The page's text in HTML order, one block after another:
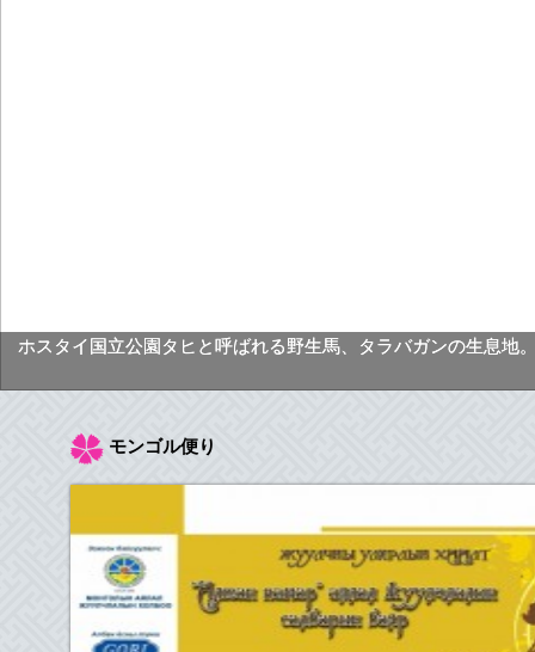
ホスタイ国立公園タヒと呼ばれる野生馬、タラバガンの生息
モンゴル便り